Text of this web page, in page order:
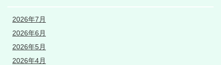
2026年7月
2026年6月
2026年5月
2026年4月